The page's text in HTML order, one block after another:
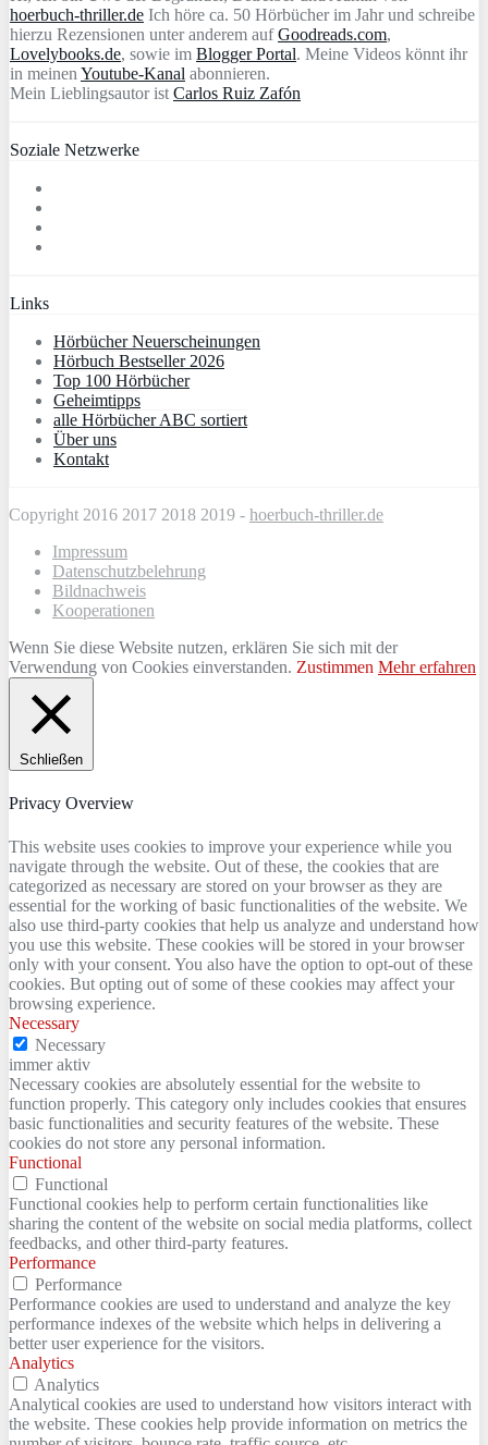
hoerbuch-thriller.de Ich höre ca. 50 Hörbücher im Jahr und schreibe
hierzu Rezensionen unter anderem aufGoodreads.com,
Lovelybooks.de, sowie im Blogger Portal. Meine Videos könnt ihr
in meinen Youtube-Kanal abonnieren.
Mein Lieblingsautor ist Carlos Ruiz Zafón
Soziale Netzwerke
Links
Hörbücher Neuerscheinungen
Hörbuch Bestseller 2026
Top 100 Hörbücher
Geheimtipps
alle Hörbücher ABC sortiert
Über uns
Kontakt
Copyright 2016 2017 2018 2019 - hoerbuch-thriller.de
Impressum
Datenschutzbelehrung
Bildnachweis
Kooperationen
Wenn Sie diese Website nutzen, erklären Sie sich mit der
Verwendung von Cookies einverstanden. Zustimmen Mehr erfahren
Schließen
Privacy Overview
This website uses cookies to improve your experience while you
navigate through the website. Out of these, the cookies that are
categorized as necessary are stored on your browser as they are
essential for the working of basic functionalities of the website. We
also use third-party cookies that help us analyze and understand how
you use this website. These cookies will be stored in your browser
only with your consent. You also have the option to opt-out of these
cookies. But opting out of some of these cookies may affect your
browsing experience.
Necessary
Necessary
immer aktiv
Necessary cookies are absolutely essential for the website to
function properly. This category only includes cookies that ensures
basic functionalities and security features of the website. These
cookies do not store any personal information.
Functional
Functional
Functional cookies help to perform certain functionalities like
sharing the content of the website on social media platforms, collect
feedbacks, and other third-party features.
Performance
Performance
Performance cookies are used to understand and analyze the key
performance indexes of the website which helps in delivering a
better user experience for the visitors.
Analytics
Analytics
Analytical cookies are used to understand how visitors interact with
the website. These cookies help provide information on metrics the